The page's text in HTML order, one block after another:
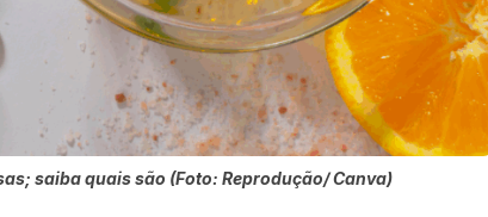
saiba quais são (Foto: Reprodução/ Canva)